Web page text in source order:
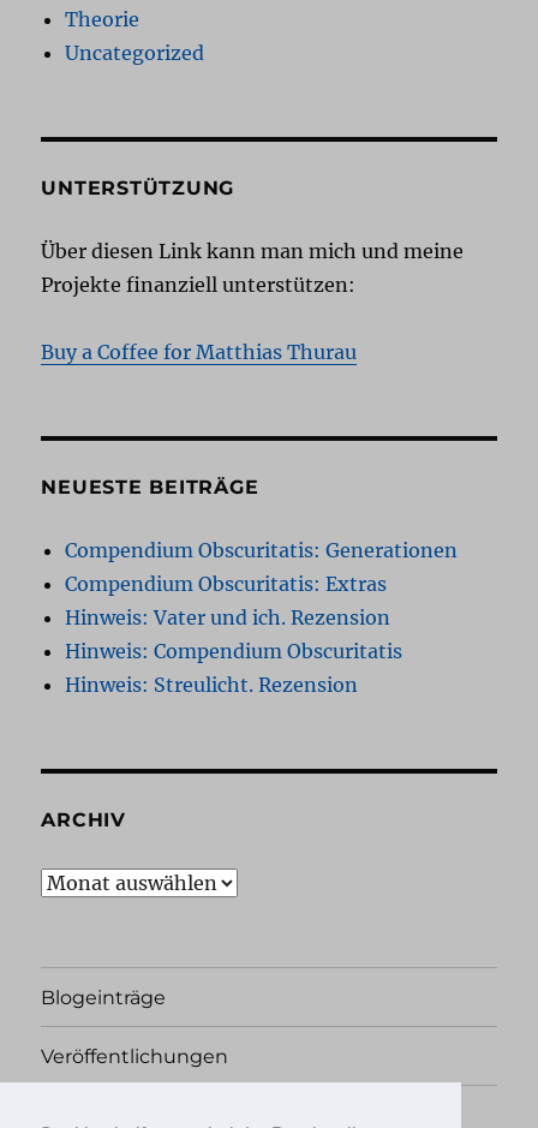
Theorie
Uncategorized
UNTERSTÜTZUNG
Über diesen Link kann man mich und meine
Projekte finanziell unterstützen:
Buy a Coffee for Matthias Thurau
NEUESTE BEITRÄGE
Compendium Obscuritatis: Generationen
Compendium Obscuritatis: Extras
Hinweis: Vater und ich. Rezension
Hinweis: Compendium Obscuritatis
Hinweis: Streulicht. Rezension
ARCHIV
Archiv
Blogeinträge
Veröffentlichungen